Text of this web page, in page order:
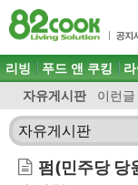
목차
주메뉴 바로가기
컨텐츠 바로가기
검색 바로가기
로그인 바로가기
주메뉴
리빙 푸드 앤 쿠킹
자유게시판 이런
자유게시판
펌(민주당 당